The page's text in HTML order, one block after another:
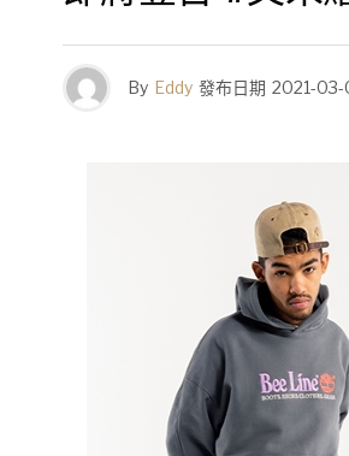
By Eddy 發布日期 2021-03-